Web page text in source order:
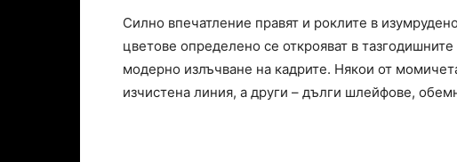
Силно впечатление правят и роклите в
цветове определено се открояват в
модерно излъчване на кадрите. Някои от
изчистена линия, а други – дълги шлейфове,